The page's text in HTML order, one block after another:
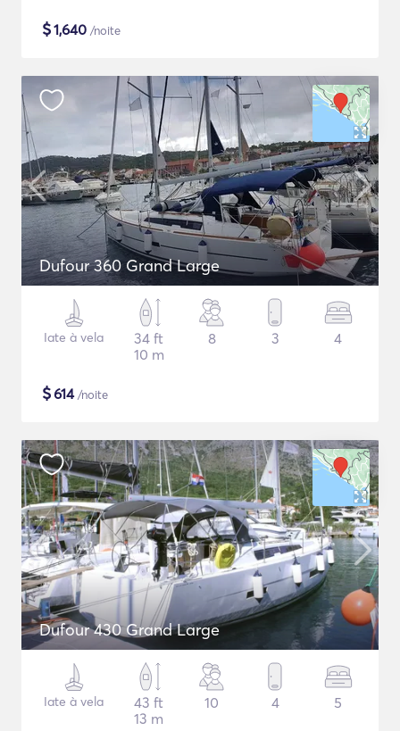
$1,640 /noite
Dufour 360 Grand Large
Iate à vela
34 ft
10 m
8 3 4
$614/noite
Dufour 430 Grand Large
Iate à vela
43 ft
13 m
10 4 5